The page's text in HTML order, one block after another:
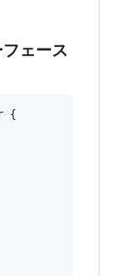
ェース
{